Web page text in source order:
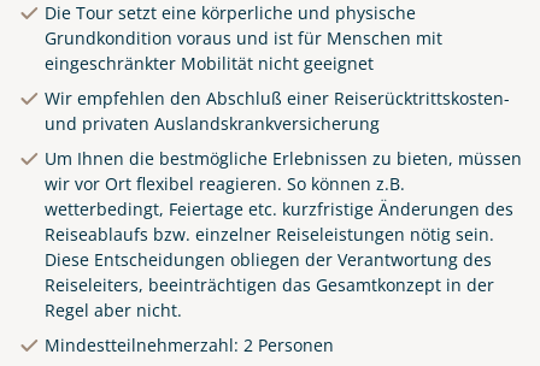
Küste von Madeira nahe
Santana
Die Tour setzt eine körperliche und physische
Grundkondition voraus und ist für Menschen mit
eingeschränkter Mobilität nicht geeignet
Wir empfehlen den Abschluß einer Reiserücktrittskosten-
und privaten Auslandskrankversicherung
Um Ihnen die bestmögliche Erlebnissen zu bieten, müssen
wir vor Ort flexibel reagieren. So können z.B.
wetterbedingt, Feiertage etc. kurzfristige Änderungen des
Reiseablaufs bzw. einzelner Reiseleistungen nötig sein.
Diese Entscheidungen obliegen der Verantwortung des
Reiseleiters, beeinträchtigen das Gesamtkonzept in der
Regel aber nicht.
Mindestteilnehmerzahl: 2 Personen